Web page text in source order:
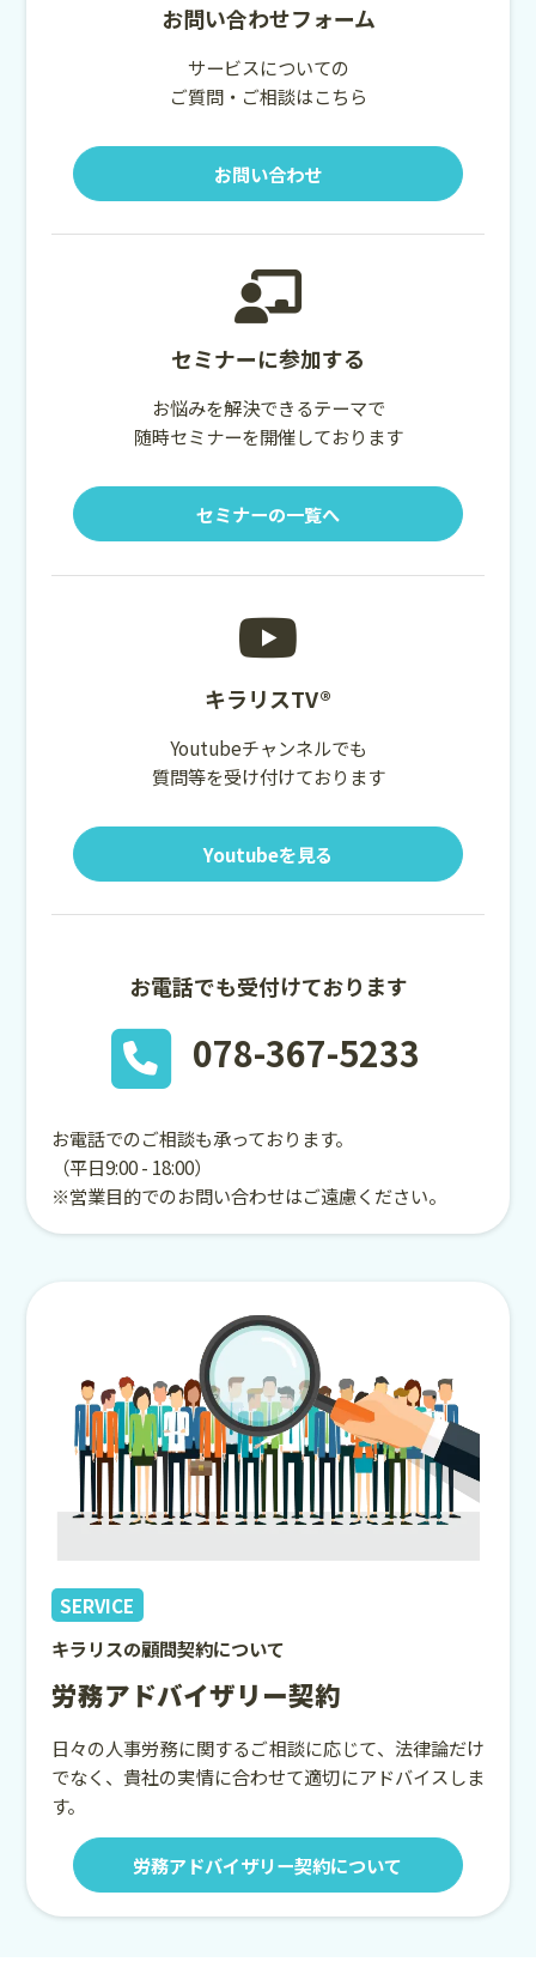
お問い合わせフォーム
サービスについての
ご質問・ご相談はこちら
お問い合わせ
セミナーに参加する
お悩みを解決できるテーマで
随時セミナーを開催しております
セミナーの一覧へ
キラリスTV®
Youtubeチャンネルでも
質問等を受け付けております
Youtubeを見る
お電話でも受付けております
078-367-5233
お電話でのご相談も承っております。
（平日9:00 - 18:00）
※営業目的でのお問い合わせはご遠慮ください。
SERVICE
キラリスの顧問契約について
労務アドバイザリー契約
日々の人事労務に関するご相談に応じて、法律論だけ
でなく、貴社の実情に合わせて適切にアドバイスしま
す。
労務アドバイザリー契約について